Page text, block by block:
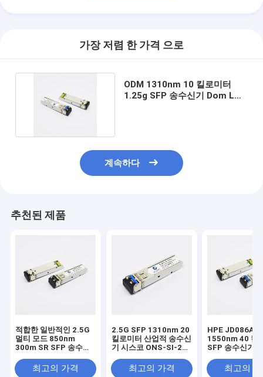
가장 저렴 한 가격 으로
ODM 1310nm 10 킬로미터
1.25g SFP 송수신기 Dom LC
계속하다
추천된 제품
적합한 일반적인 2.5G
멀티 모드 850nm
300m SR SFP 송수신
최고의 가격
2.5G SFP 1310nm 20
킬로미터 산업적 송수신
기 시스코 ONS-SI-2G-
최고의 가격
HPE JD086A
1550nm 40 킬
SFP 송수신기
최고의